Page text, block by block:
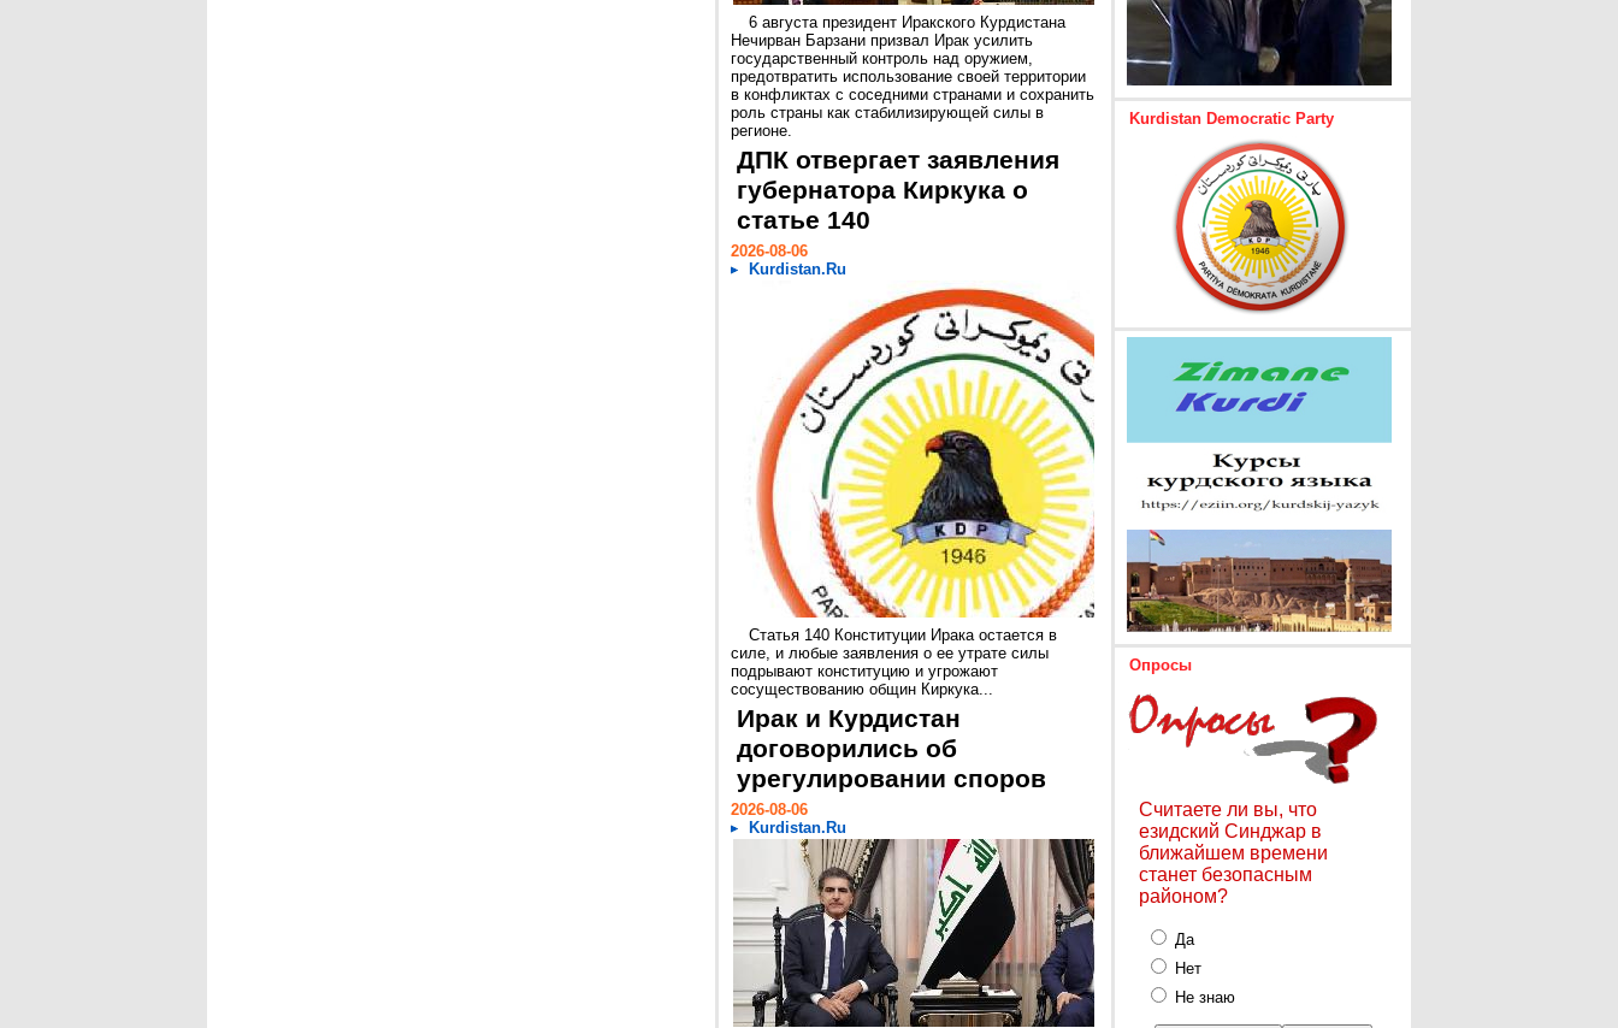
6 августа президент Иракского Курдистана
Нечирван Барзани призвал Ирак усилить
государственный контроль над оружием,
предотвратить использование своей территории
в конфликтах с соседними странами и сохранить
роль страны как стабилизирующей силы в
регионе.
ДПК отвергает заявления
губернатора Киркука о
статье 140
2026-08-06
Kurdistan.Ru
Статья 140 Конституции Ирака остается в
силе, и любые заявления о ее утрате силы
подрывают конституцию и угрожают
сосуществованию общин Киркука...
Ирак и Курдистан
договорились об
урегулировании споров
2026-08-06
Kurdistan.Ru
Kurdistan Democratic Party
Опросы
Считаете ли вы, что
езидский Синджар в
ближайшем времени
станет безопасным
районом?
Да
Нет
Не знаю